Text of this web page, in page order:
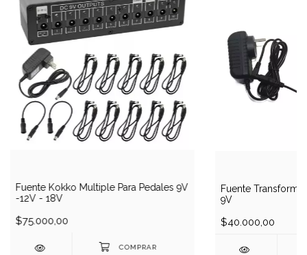
Fuente Kokko Multiple Para Pedales 9V
-12V - 18V
$75.000,00
Fuente
9V
$40.000,00